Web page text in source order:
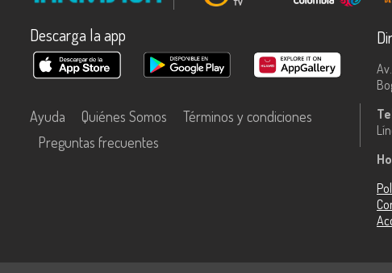
Descarga la app
Ayuda Quiénes Somos
Términos y condiciones
Preguntas frecuentes